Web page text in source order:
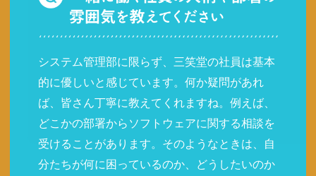
システム管理部に限らず、三笑堂の社員は基本
的に優しいと感じています。何か疑問があれ
ば、皆さん丁寧に教えてくれますね。例えば、
どこかの部署からソフトウェアに関する相談を
受けることがあります。そのようなときは、自
分たちが何に困っているのか、どうしたいのか